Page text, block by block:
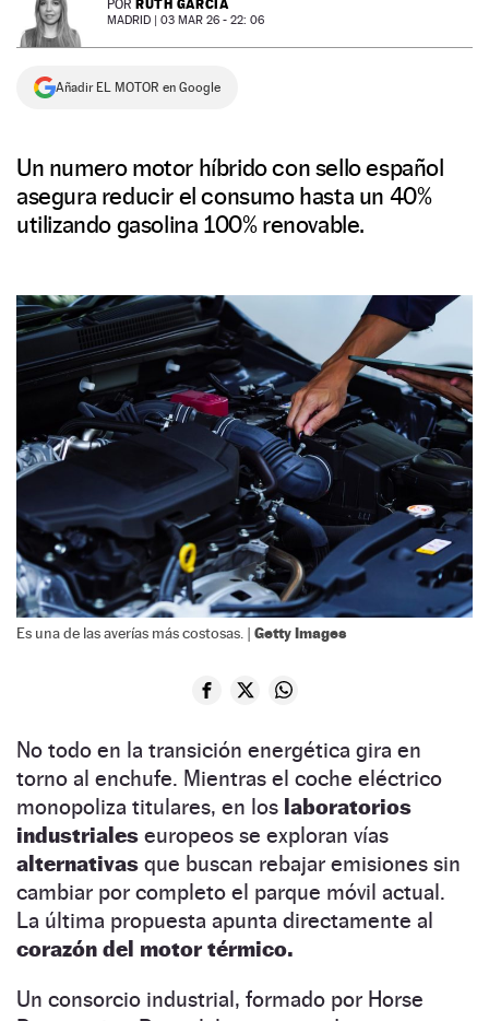
NEWSLETTER
SÍGUENOS
POR RUTH GARCÍA
MADRID | 03 MAR 26 - 22: 06
Añadir EL MOTOR en Google
Un numero motor híbrido con sello español
asegura reducir el consumo hasta un 40%
utilizando gasolina 100% renovable.
Es una de las averías más costosas. | Getty Images
No todo en la transición energética gira en
torno al enchufe. Mientras el coche eléctrico
monopoliza titulares, en los laboratorios
industriales europeos se exploran vías
alternativas que buscan rebajar emisiones sin
cambiar por completo el parque móvil actual.
La última propuesta apunta directamente al
corazón del motor térmico.
Un consorcio industrial, formado por Horse